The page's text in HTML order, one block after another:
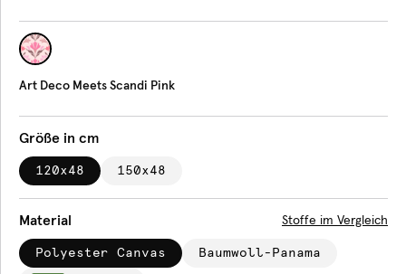
Art Deco Meets Scandi Pink
Größe in cm
120x48 150x48
Material Stoffe im Vergleich
Polyester Canvas Baumwoll-Panama